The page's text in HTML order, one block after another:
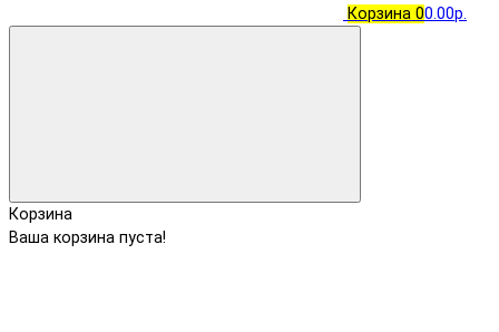
Корзина 00.00р.
Корзина
Ваша корзина пуста!